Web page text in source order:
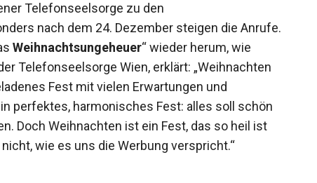
Telefonseelsorge zu den
nach dem 24. Dezember steigen die Anrufe.
Weihnachtsungeheuer“ wieder herum, wie
Telefonseelsorge Wien, erklärt: „Weihnachten
Fest mit vielen Erwartungen und
perfektes, harmonisches Fest: alles soll schön
Doch Weihnachten ist ein Fest, das so heil ist
wie es uns die Werbung verspricht.“